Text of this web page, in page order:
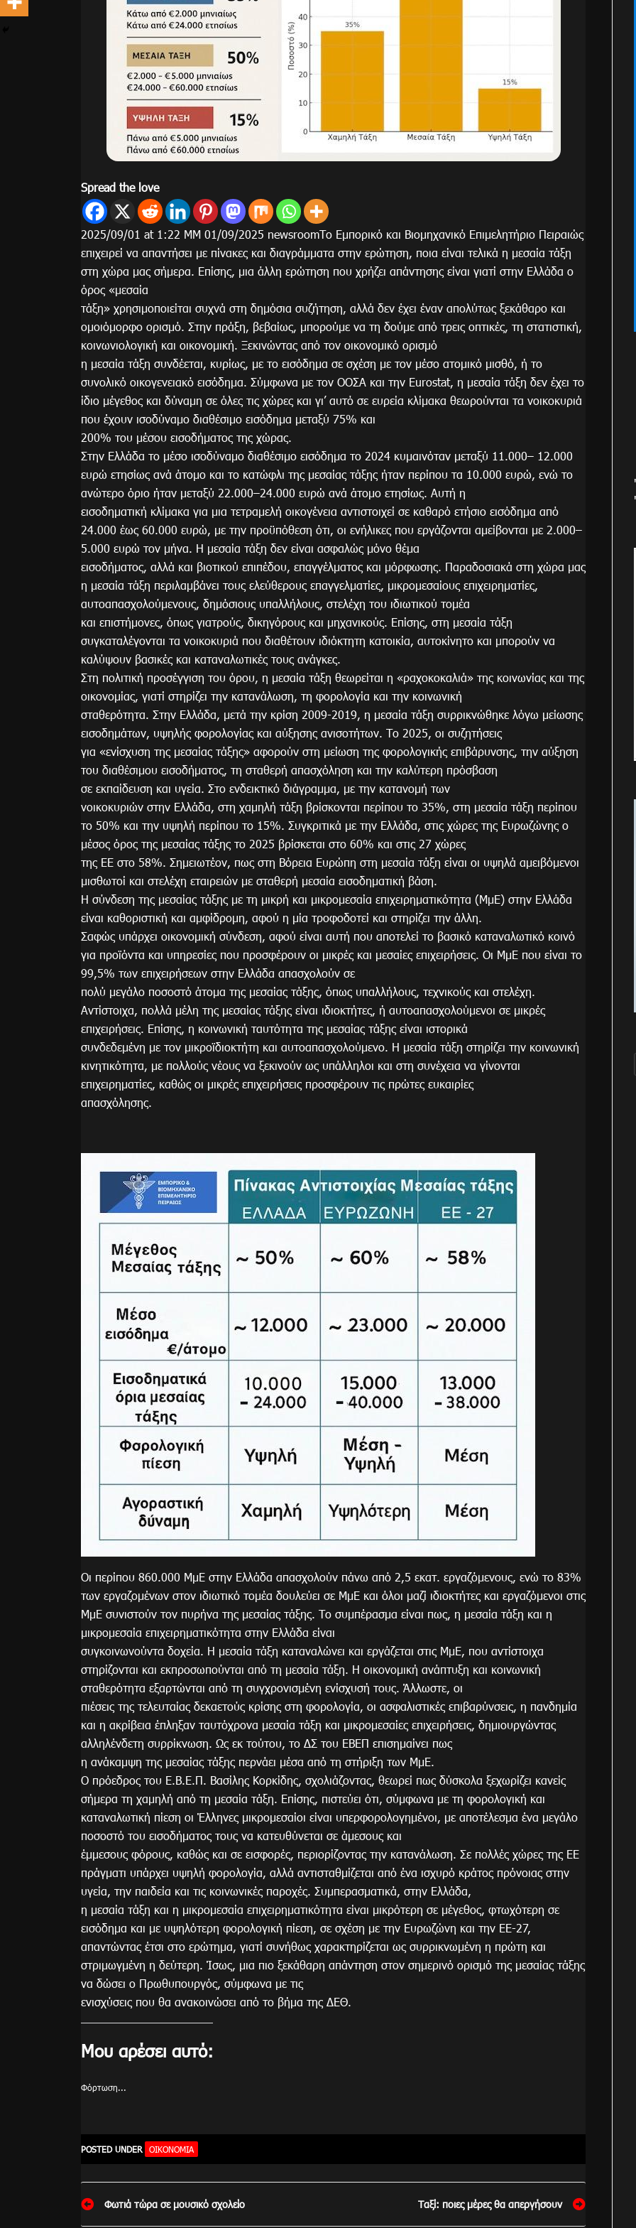
Spread the love
2025/09/01 at 1:22 ΜΜ 01/09/2025 newsroomΤο Εμπορικό και Βιομηχανικό Επιμελητήριο Πειραιώς
επιχειρεί να απαντήσει με πίνακες και διαγράμματα στην ερώτηση, ποια είναι τελικά η μεσαία τάξη
στη χώρα μας σήμερα. Επίσης, μια άλλη ερώτηση που χρήζει απάντησης είναι γιατί στην Ελλάδα ο
όρος «μεσαία
τάξη» χρησιμοποιείται συχνά στη δημόσια συζήτηση, αλλά δεν έχει έναν απολύτως ξεκάθαρο και
ομοιόμορφο ορισμό. Στην πράξη, βεβαίως, μπορούμε να τη δούμε από τρεις οπτικές, τη στατιστική,
κοινωνιολογική και οικονομική. Ξεκινώντας από τον οικονομικό ορισμό
η μεσαία τάξη συνδέεται, κυρίως, με το εισόδημα σε σχέση με τον μέσο ατομικό μισθό, ή το
συνολικό οικογενειακό εισόδημα. Σύμφωνα με τον ΟΟΣΑ και την Eurostat, η μεσαία τάξη δεν έχει το
ίδιο μέγεθος και δύναμη σε όλες τις χώρες και γι’ αυτό σε ευρεία κλίμακα θεωρούνται τα νοικοκυριά
που έχουν ισοδύναμο διαθέσιμο εισόδημα μεταξύ 75% και
200% του μέσου εισοδήματος της χώρας.
Στην Ελλάδα το μέσο ισοδύναμο διαθέσιμο εισόδημα το 2024 κυμαινόταν μεταξύ 11.000– 12.000
ευρώ ετησίως ανά άτομο και το κατώφλι της μεσαίας τάξης ήταν περίπου τα 10.000 ευρώ, ενώ το
ανώτερο όριο ήταν μεταξύ 22.000–24.000 ευρώ ανά άτομο ετησίως. Αυτή η
εισοδηματική κλίμακα για μια τετραμελή οικογένεια αντιστοιχεί σε καθαρό ετήσιο εισόδημα από
24.000 έως 60.000 ευρώ, με την προϋπόθεση ότι, οι ενήλικες που εργάζονται αμείβονται με 2.000–
5.000 ευρώ τον μήνα. Η μεσαία τάξη δεν είναι ασφαλώς μόνο θέμα
εισοδήματος, αλλά και βιοτικού επιπέδου, επαγγέλματος και μόρφωσης. Παραδοσιακά στη χώρα μας
η μεσαία τάξη περιλαμβάνει τους ελεύθερους επαγγελματίες, μικρομεσαίους επιχειρηματίες,
αυτοαπασχολούμενους, δημόσιους υπαλλήλους, στελέχη του ιδιωτικού τομέα
και επιστήμονες, όπως γιατρούς, δικηγόρους και μηχανικούς. Επίσης, στη μεσαία τάξη
συγκαταλέγονται τα νοικοκυριά που διαθέτουν ιδιόκτητη κατοικία, αυτοκίνητο και μπορούν να
καλύψουν βασικές και καταναλωτικές τους ανάγκες.
Στη πολιτική προσέγγιση του όρου, η μεσαία τάξη θεωρείται η «ραχοκοκαλιά» της κοινωνίας και της
οικονομίας, γιατί στηρίζει την κατανάλωση, τη φορολογία και την κοινωνική
σταθερότητα. Στην Ελλάδα, μετά την κρίση 2009-2019, η μεσαία τάξη συρρικνώθηκε λόγω μείωσης
εισοδημάτων, υψηλής φορολογίας και αύξησης ανισοτήτων. Το 2025, οι συζητήσεις
για «ενίσχυση της μεσαίας τάξης» αφορούν στη μείωση της φορολογικής επιβάρυνσης, την αύξηση
του διαθέσιμου εισοδήματος, τη σταθερή απασχόληση και την καλύτερη πρόσβαση
σε εκπαίδευση και υγεία. Στο ενδεικτικό διάγραμμα, με την κατανομή των
νοικοκυριών στην Ελλάδα, στη χαμηλή τάξη βρίσκονται περίπου το 35%, στη μεσαία τάξη περίπου
το 50% και την υψηλή περίπου το 15%. Συγκριτικά με την Ελλάδα, στις χώρες της Ευρωζώνης ο
μέσος όρος της μεσαίας τάξης το 2025 βρίσκεται στο 60% και στις 27 χώρες
της ΕΕ στο 58%. Σημειωτέον, πως στη Βόρεια Ευρώπη στη μεσαία τάξη είναι οι υψηλά αμειβόμενοι
μισθωτοί και στελέχη εταιρειών με σταθερή μεσαία εισοδηματική βάση.
Η σύνδεση της μεσαίας τάξης με τη μικρή και μικρομεσαία επιχειρηματικότητα (ΜμΕ) στην Ελλάδα
είναι καθοριστική και αμφίδρομη, αφού η μία τροφοδοτεί και στηρίζει την άλλη.
Σαφώς υπάρχει οικονομική σύνδεση, αφού είναι αυτή που αποτελεί το βασικό καταναλωτικό κοινό
για προϊόντα και υπηρεσίες που προσφέρουν οι μικρές και μεσαίες επιχειρήσεις. Οι ΜμΕ που είναι το
99,5% των επιχειρήσεων στην Ελλάδα απασχολούν σε
πολύ μεγάλο ποσοστό άτομα της μεσαίας τάξης, όπως υπαλλήλους, τεχνικούς και στελέχη.
Αντίστοιχα, πολλά μέλη της μεσαίας τάξης είναι ιδιοκτήτες, ή αυτοαπασχολούμενοι σε μικρές
επιχειρήσεις. Επίσης, η κοινωνική ταυτότητα της μεσαίας τάξης είναι ιστορικά
συνδεδεμένη με τον μικροϊδιοκτήτη και αυτοαπασχολούμενο. Η μεσαία τάξη στηρίζει την κοινωνική
κινητικότητα, με πολλούς νέους να ξεκινούν ως υπάλληλοι και στη συνέχεια να γίνονται
επιχειρηματίες, καθώς οι μικρές επιχειρήσεις προσφέρουν τις πρώτες ευκαιρίες
απασχόλησης.
Οι περίπου 860.000 ΜμΕ στην Ελλάδα απασχολούν πάνω από 2,5 εκατ. εργαζόμενους, ενώ το 83%
των εργαζομένων στον ιδιωτικό τομέα δουλεύει σε ΜμΕ και όλοι μαζί ιδιοκτήτες και εργαζόμενοι στις
ΜμΕ συνιστούν τον πυρήνα της μεσαίας τάξης. Το συμπέρασμα είναι πως, η μεσαία τάξη και η
μικρομεσαία επιχειρηματικότητα στην Ελλάδα είναι
συγκοινωνούντα δοχεία. Η μεσαία τάξη καταναλώνει και εργάζεται στις ΜμΕ, που αντίστοιχα
στηρίζονται και εκπροσωπούνται από τη μεσαία τάξη. Η οικονομική ανάπτυξη και κοινωνική
σταθερότητα εξαρτώνται από τη συγχρονισμένη ενίσχυσή τους. Άλλωστε, οι
πιέσεις της τελευταίας δεκαετούς κρίσης στη φορολογία, οι ασφαλιστικές επιβαρύνσεις, η πανδημία
και η ακρίβεια έπληξαν ταυτόχρονα μεσαία τάξη και μικρομεσαίες επιχειρήσεις, δημιουργώντας
αλληλένδετη συρρίκνωση. Ως εκ τούτου, το ΔΣ του ΕΒΕΠ επισημαίνει πως
η ανάκαμψη της μεσαίας τάξης περνάει μέσα από τη στήριξη των ΜμΕ.
Ο πρόεδρος του Ε.Β.Ε.Π. Βασίλης Κορκίδης, σχολιάζοντας, θεωρεί πως δύσκολα ξεχωρίζει κανείς
σήμερα τη χαμηλή από τη μεσαία τάξη. Επίσης, πιστεύει ότι, σύμφωνα με τη φορολογική και
καταναλωτική πίεση οι Έλληνες μικρομεσαίοι είναι υπερφορολογημένοι, με αποτέλεσμα ένα μεγάλο
ποσοστό του εισοδήματος τους να κατευθύνεται σε άμεσους και
έμμεσους φόρους, καθώς και σε εισφορές, περιορίζοντας την κατανάλωση. Σε πολλές χώρες της ΕΕ
πράγματι υπάρχει υψηλή φορολογία, αλλά αντισταθμίζεται από ένα ισχυρό κράτος πρόνοιας στην
υγεία, την παιδεία και τις κοινωνικές παροχές. Συμπερασματικά, στην Ελλάδα,
η μεσαία τάξη και η μικρομεσαία επιχειρηματικότητα είναι μικρότερη σε μέγεθος, φτωχότερη σε
εισόδημα και με υψηλότερη φορολογική πίεση, σε σχέση με την Ευρωζώνη και την ΕΕ-27,
απαντώντας έτσι στο ερώτημα, γιατί συνήθως χαρακτηρίζεται ως συρρικνωμένη η πρώτη και
στριμωγμένη η δεύτερη. Ίσως, μια πιο ξεκάθαρη απάντηση στον σημερινό ορισμό της μεσαίας τάξης
να δώσει ο Πρωθυπουργός, σύμφωνα με τις
ενισχύσεις που θα ανακοινώσει από το βήμα της ΔΕΘ.
Μου αρέσει αυτό:
Φόρτωση...
POSTED UNDER ΟΙΚΟΝΟΜΊΑ
Πλοήγηση
Φωτιά τώρα σε μουσικό σχολείο Ταξί: ποιες μέρες θα απεργήσουν